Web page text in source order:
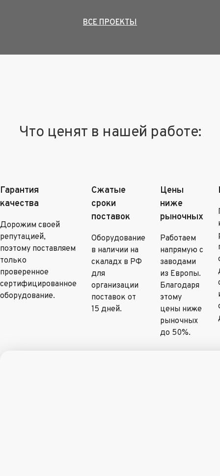
ВСЕ ПРОЕКТЫ
Что ценят в нашей работе:
Гарантия
качества
Дорожим своей
репутацией,
поэтому поставляем
только
проверенное
сертифицированное
оборудование.
Сжатые
сроки
поставок
Оборудование
в наличии на
скаладх в РФ
для
организации
поставок от
15 дней.
Цены
ниже
рыночных
Работаем
напрямую с
заводами
из Европы.
Благодаря
этому
цены ниже
рыночных
до 50%.